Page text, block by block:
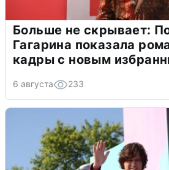
Больше не скрывает:
Гагарина показала
кадры с новым
6 августа 233